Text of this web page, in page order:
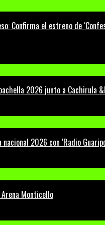
Confirma el estreno de
2026 junto a Cachirula
2026 con ‘Radio
Monticello